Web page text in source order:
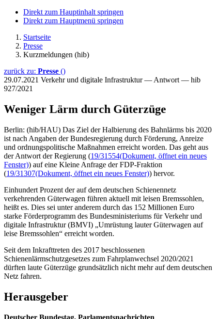
Direkt zum Hauptinhalt springen
Direkt zum Hauptmenü springen
Startseite
Presse
Kurzmeldungen (hib)
zurück zu: Presse ()
29.07.2021 Verkehr und digitale Infrastruktur — Antwort — hib
927/2021
Weniger Lärm durch Güterzüge
Berlin: (hib/HAU) Das Ziel der Halbierung des Bahnlärms bis 2020
ist nach Angaben der Bundesregierung durch Förderung, Anreize
und ordnungspolitische Maßnahmen erreicht worden. Das geht aus
der Antwort der Regierung (19/31554(Dokument, öffnet ein neues
Fenster)) auf eine Kleine Anfrage der FDP-Fraktion
(19/31307(Dokument, öffnet ein neues Fenster)) hervor.
Einhundert Prozent der auf dem deutschen Schienennetz
verkehrenden Güterwagen führen aktuell mit leisen Bremssohlen,
heißt es. Dies sei unter anderem durch das 152 Millionen Euro
starke Förderprogramm des Bundesministeriums für Verkehr und
digitale Infrastruktur (BMVI) „Umrüstung lauter Güterwagen auf
leise Bremssohlen“ erreicht worden.
Seit dem Inkrafttreten des 2017 beschlossenen
Schienenlärmschutzgesetzes zum Fahrplanwechsel 2020/2021
dürften laute Güterzüge grundsätzlich nicht mehr auf dem deutschen
Netz fahren.
Herausgeber
Deutscher Bundestag, Parlamentsnachrichten